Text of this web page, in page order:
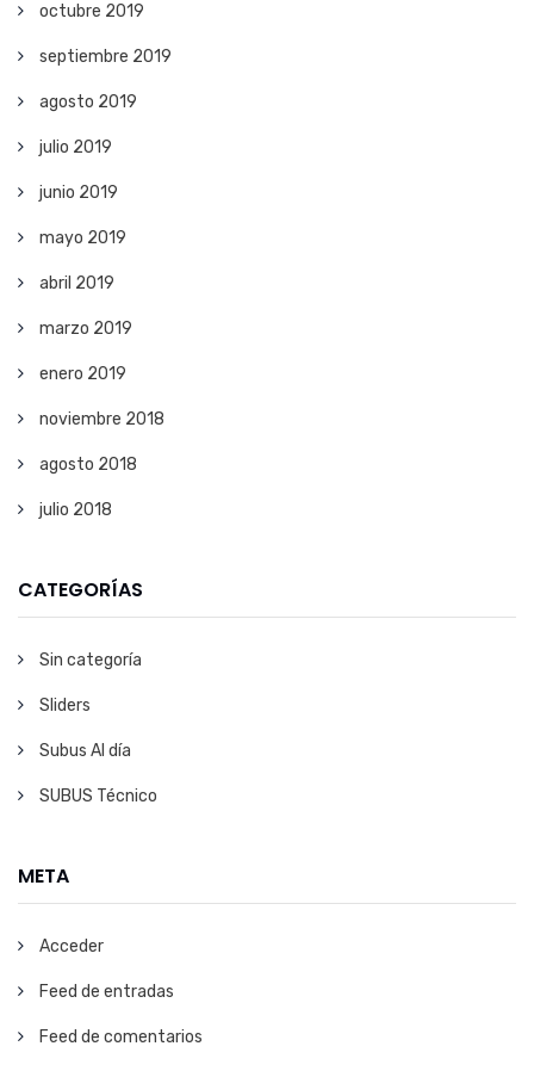
octubre 2019
septiembre 2019
agosto 2019
julio 2019
junio 2019
mayo 2019
abril 2019
marzo 2019
enero 2019
noviembre 2018
agosto 2018
julio 2018
CATEGORÍAS
Sin categoría
Sliders
Subus Al día
SUBUS Técnico
META
Acceder
Feed de entradas
Feed de comentarios